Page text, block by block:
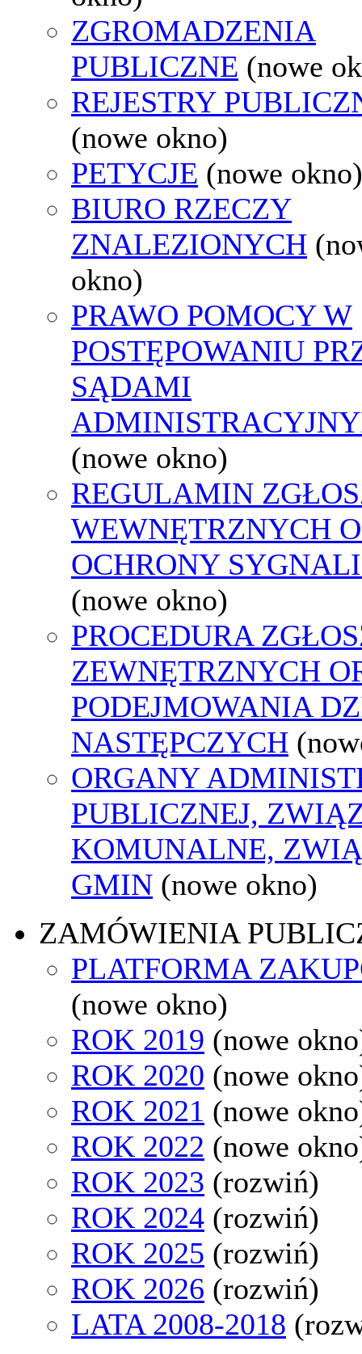
ZGROMADZENIA
PUBLICZNE (nowe
REJESTRY
(nowe okno)
PETYCJE (nowe okno)
BIURO RZECZY
ZNALEZIONYCH
okno)
PRAWO POMOCY W
POSTĘPOWANIU
SĄDAMI
(nowe okno)
REGULAMIN
WEWNĘTRZNYCH
OCHRONY
(nowe okno)
PROCEDURA
ZEWNĘTRZNYCH
PODEJMOWANIA
NASTĘPCZYCH
ORGANY
PUBLICZNEJ,
KOMUNALNE,
GMIN (nowe okno)
ZAMÓWIENIA
PLATFORMA
(nowe okno)
ROK 2019 (nowe
ROK 2020 (nowe
ROK 2021 (nowe
ROK 2022 (nowe
ROK 2023 (rozwiń)
ROK 2024 (rozwiń)
ROK 2025 (rozwiń)
ROK 2026 (rozwiń)
LATA 2008-2018